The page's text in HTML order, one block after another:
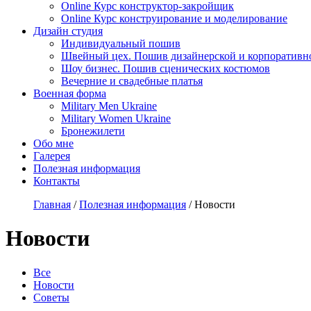
Online Курс конструктор-закройщик
Online Курс конструирование и моделирование
Дизайн студия
Индивидуальный пошив
Швейный цех. Пошив дизайнерской и
Шоу бизнес. Пошив сценических костюмов
Вечерние и свадебные платья
Военная форма
Military Men Ukraine
Military Women Ukraine
Бронежилети
Обо мне
Галерея
Полезная информация
Контакты
Главная /Полезная информация /Новости
Новости
Все
Новости
Советы